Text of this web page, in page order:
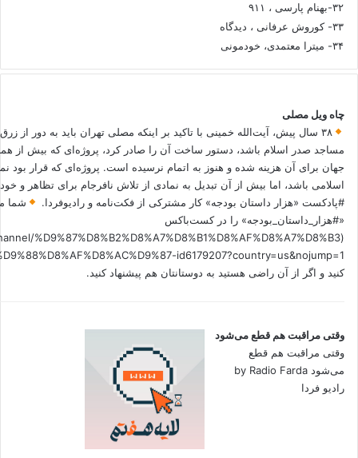
۳۲-بهنام پارسی ، ۹۱۱
۳۳- کوروش عرفانی ، دیدگاه
۳۴- میترا معتمدی، خودمونی
چاه ویل مصلی
۳۸ سال پیش، آیت‌الله خمینی با تاکید بر اینکه مصلی تهران باید به دور از
مساجد صدر اسلام باشد، دستور ساخت آن را صادر کرد، پروژه‌ای که بیش از
جهان برای آن هزینه شده و هنوز به اتمام نرسیده است. پروژه‌ای که قرار بود
اسلامی باشد، اما بیش از آن تبدیل به نمادی از تلاش نافرجام برای تظاهر و
#پادکست «هزار داستان بودجه» کار مشترکی از فکت‌نامه و رادیوفردا.
شما
«#هزار_داستان_بودجه» را در کست‌باکس
%D9%87%D8%B2%D8%A7%D8%B1%D8%AF%D8%A7%D8%B3
کنید و اگر از آن راضی هستید به دوستانتان هم پیشنهاد کنید.
وقتی مراقبت هم قطع می‌شود
وقتی مراقبت هم قطع
می‌شود by Radio Farda
رادیو فردا